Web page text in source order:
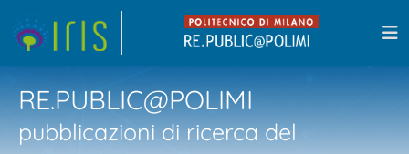
RE.PUBLIC@POLIMI
pubblicazioni di ricerca del